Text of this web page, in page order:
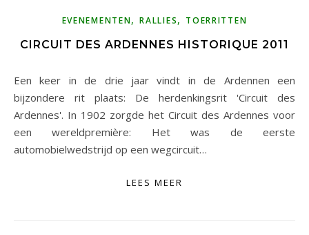
EVENEMENTEN,RALLIES, TOERRITTEN
CIRCUIT DES ARDENNES HISTORIQUE 2011
Een keer in de drie jaar vindt in de Ardennen een
bijzondere rit plaats: De herdenkingsrit 'Circuit des
Ardennes'. In 1902 zorgde het Circuit des Ardennes voor
een wereldpremière: Het was de eerste
automobielwedstrijd op een wegcircuit…
LEES MEER